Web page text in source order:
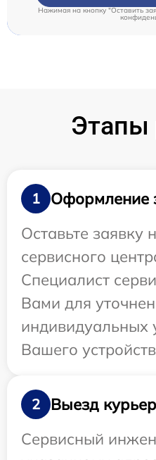
Нажимая на кнопку "Оставить
Этапы
1
Оформление
Оставьте заявку
сервисного
Специалист
Вами для
индивидуальных
Вашего
2
Выезд
Сервисный